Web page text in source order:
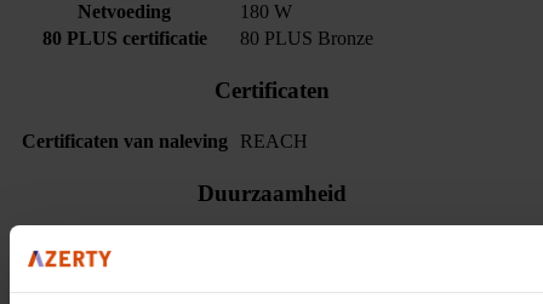
Netvoeding
180 W
80 PLUS certificatie
80 PLUS Bronze
Certificaten
Certificaten van naleving REACH
Duurzaamheid
Gewicht en omvang